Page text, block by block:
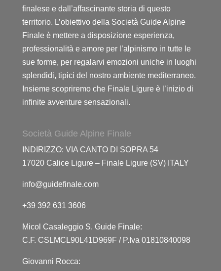
finalese e dall’affascinante storia di questo
territorio. L’obiettivo della Società Guide Alpine
Finale è mettere a disposizione esperienza,
professionalità e amore per l’alpinismo in tutte le
sue forme, per regalarvi emozioni uniche in luoghi
splendidi, tipici del nostro ambiente mediterraneo.
Insieme scopriremo che Finale Ligure è l’inizio di
infinite avventure sensazionali.
Società Guide Alpine Finale
INDIRIZZO: VIA CANTO DI SOPRA 54
17020 Calice Ligure – Finale Ligure (SV) ITALY
info@guidefinale.com
+39 392 631 3606
Micol Casaleggio S. Guide Finale:
C.F. CSLMCL90L41D969F / P.Iva 01810840098
Giovanni Rocca: